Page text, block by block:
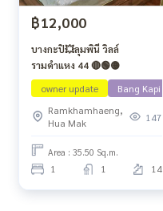
฿12,000
บางกะปิ💥ลุมพินี วิลล์
รามคำแหง 44 🔴🟢🟡
owner update
Bang Kapi
Ramkhamhaeng,
Hua Mak
147
Area : 35.50 Sq.m.
1 1 14